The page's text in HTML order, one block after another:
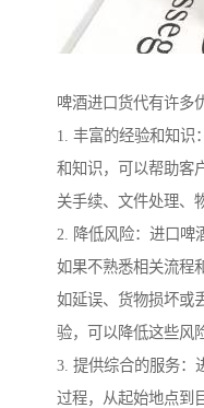
啤酒进口货代有许多
1. 丰富的经验和知识
和知识，可以帮助客
关手续、文件处理、
2. 降低风险：进口啤
如果不熟悉相关流程
如延误、货物损坏或
验，可以降低这些风
3. 提供综合的服务：
过程，从起始地点到